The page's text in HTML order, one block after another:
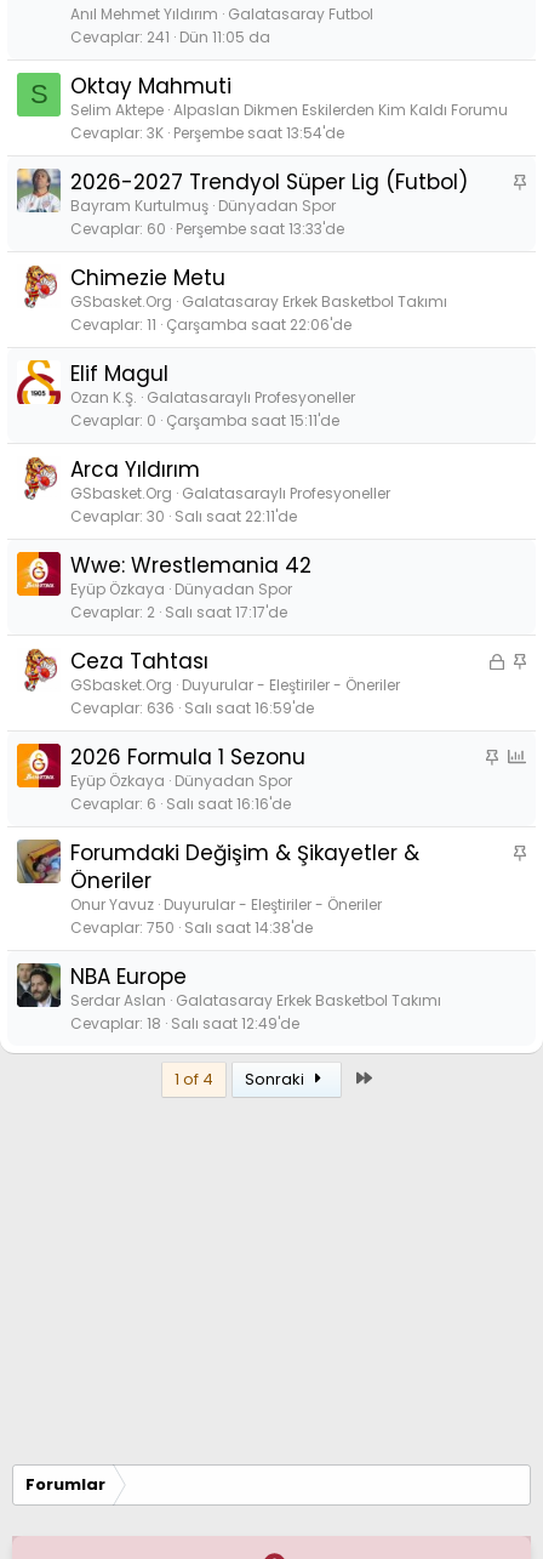
t
Anıl Mehmet Yıldırım Galatasaray Futbol
Cevaplar 241 Dün 11:05 da
S Oktay Mahmuti
Selim Aktepe Alpaslan Dikmen Eskilerden Kim Kaldı Forumu
Cevaplar 3K Perşembe saat 13:54'de
S
i
2026-2027 Trendyol Süper Lig (Futbol)
Bayram Kurtulmuş Dünyadan Spor
Cevaplar 60 Perşembe saat 13:33'de
Chimezie Metu
GSbasket.Org Galatasaray Erkek Basketbol Takımı
Cevaplar 11 Çarşamba saat 22:06'de
Elif Magul
Ozan K.Ş. Galatasaraylı Profesyoneller
Cevaplar 0 Çarşamba saat 15:11'de
Arca Yıldırım
GSbasket.Org Galatasaraylı Profesyoneller
Cevaplar 30 Salı saat 22:11'de
Wwe: Wrestlemania 42
Eyüp Özkaya Dünyadan Spor
Cevaplar 2 Salı saat 17:17'de
K
i
t
S
i
t
Ceza Tahtası
GSbasket.Org Duyurular - Eleştiriler - Öneriler
Cevaplar 636 Salı saat 16:59'de
S
i
e
t
2026 Formula 1 Sezonu
Eyüp Özkaya Dünyadan Spor
Cevaplar 6 Salı saat 16:16'de
S
t
Forumdaki Değişim & Şikayetler &
Öneriler
Onur Yavuz Duyurular - Eleştiriler - Öneriler
Cevaplar 750 Salı saat 14:38'de
NBA Europe
Serdar Aslan Galatasaray Erkek Basketbol Takımı
Cevaplar 18 Salı saat 12:49'de
1 of 4 Sonraki
Forumlar